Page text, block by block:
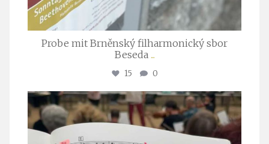
Probe mit Brněnský filharmonický sbor
Beseda ...
15 0
stuttgarter_oratorienchor
Juli 23